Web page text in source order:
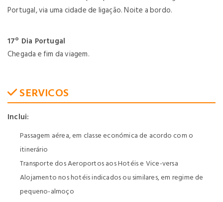
Portugal, via uma cidade de ligação. Noite a bordo.
17º Dia Portugal
Chegada e fim da viagem.
SERVICOS
Inclui:
Passagem aérea, em classe económica de acordo com o
itinerário
Transporte dos Aeroportos aos Hotéis e Vice-versa
Alojamento nos hotéis indicados ou similares, em regime de
pequeno-almoço